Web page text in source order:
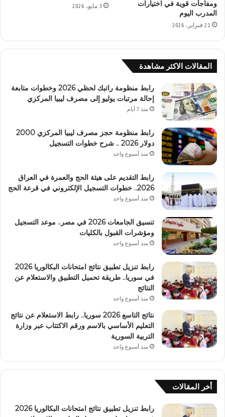
ومفاجآت قوية في اختيارات
المدرب اليوم
21 فبراير، 2026
3 مايو، 2026
المقالات الاكثر مشاهدة
رابط منظومة راتبك لحظي 2026 وخطوات متابعة
إحالة مرتبات يوليو إلى مصرف ليبيا المركزي
منذ 7 أيام
رابط منظومة حجز مصرف ليبيا المركزي 2000
دولار 2026 .. شرح خطوات التسجيل
منذ أسبوع واحد
رابط التقديم على هيئة الحج والعمرة في العراق
2026.. خطوات التسجيل الإلكتروني في قرعة الحج
منذ أسبوع واحد
تنسيق الجامعات 2026 في مصر.. موعد التسجيل
ومؤشرات القبول بالكليات
منذ أسبوع واحد
رابط تنزيل تطبيق نتائج امتحانات البكالوريا 2026
في سوريا.. طريقة تحميل التطبيق والاستعلام عن
النتائج
منذ أسبوع واحد
نتائج التاسع 2026 سوريا.. رابط الاستعلام عن نتائج
التعليم الأساسي بالاسم ورقم الاكتتاب عبر وزارة
التربية السورية
منذ أسبوع واحد
أخر المقالات
رابط تنزيل تطبيق نتائج امتحانات البكالوريا 2026